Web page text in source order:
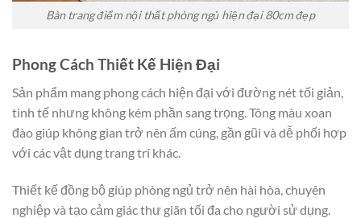
Bàn trang điểm nội thất phòng ngủ hiện đại 80cm đẹp
Phong Cách Thiết Kế Hiện Đại
Sản phẩm mang phong cách hiện đại với đường nét tối giản,
tinh tế nhưng không kém phần sang trọng. Tông màu xoan
đào giúp không gian trở nên ấm cúng, gần gũi và dễ phối hợp
với các vật dụng trang trí khác.
Thiết kế đồng bộ giúp phòng ngủ trở nên hài hòa, chuyên
nghiệp và tạo cảm giác thư giãn tối đa cho người sử dụng.